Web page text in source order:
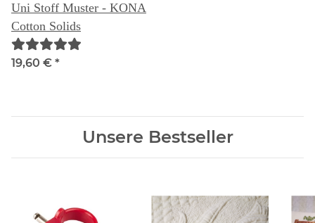
Uni Stoff Muster - KONA
Cotton Solids
19,60 € *
Unsere Bestseller